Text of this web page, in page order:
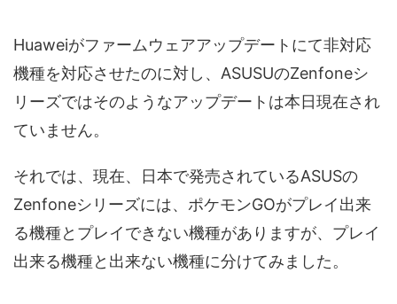
Huaweiがファームウェアアップデートにて非対応
機種を対応させたのに対し、ASUSUのZenfoneシ
リーズではそのようなアップデートは本日現在され
ていません。
それでは、現在、日本で発売されているASUSの
Zenfoneシリーズには、ポケモンGOがプレイ出来
る機種とプレイできない機種がありますが、プレイ
出来る機種と出来ない機種に分けてみました。